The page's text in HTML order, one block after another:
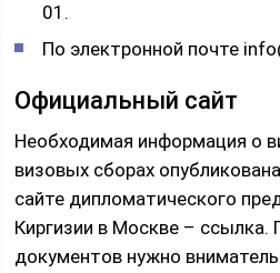
01.
По электронной почте
Официальный сайт
Необходимая информация о
визовых сборах
сайте дипломатического
Киргизии в Москве – ссылка.
документов нужно